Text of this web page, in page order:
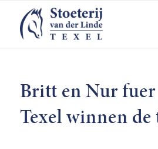
Britt en Nur
Texel winnen